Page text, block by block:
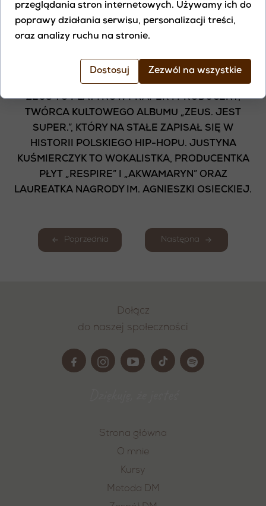
Następna
Poprzednia
SPOJRZEĆ GŁĘBIEJ. BEZ UCIEKANIA. BEZ
OBWINIANIA.
KUŚMIERCZYK
ZEUS TO PLATYNOWY RAPER I PRODUCENT,
TWÓRCA KULTOWEGO ALBUMU „ZEUS. JEST
SUPER.”, KTÓRY NA STAŁE ZAPISAŁ SIĘ W
HISTORII POLSKIEGO HIP-HOPU. JUSTYNA
KUŚMIERCZYK TO WOKALISTKA, PRODUCENTKA
PŁYT „RESPIRE” I „AKWAMARYN” ORAZ
LAUREATKA NAGRODY IM. AGNIESZKI OSIECKIEJ.
Strona główna
O mnie
Kursy
Metoda DM
Dołącz
do naszej społeczności
przeglądania stron internetowych. Używamy ich do
poprawy działania serwisu, personalizacji treści,
oraz analizy ruchu na stronie.
Dostosuj Zezwól na wszystkie